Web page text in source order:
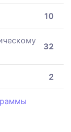
10
32
2